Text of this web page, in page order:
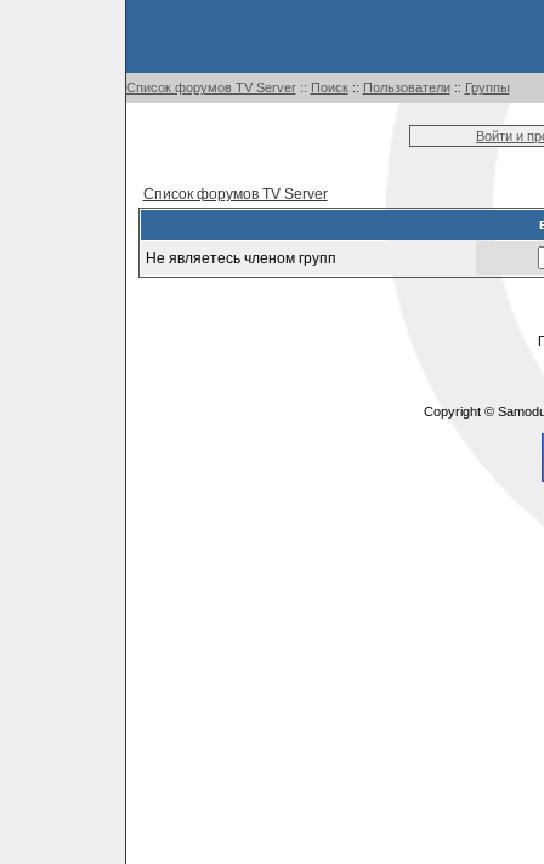
Список форумов TV Server:: Поиск:: Пользователи:: Группы
Войти и
Список форумов TV Server
Не являетесь членом групп
Copyright ©